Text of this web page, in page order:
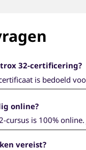
32-certificering?
is bedoeld
de meest gebruikte
tot 32% op
online?
cursus is 100%
leerplatform van
vereist?